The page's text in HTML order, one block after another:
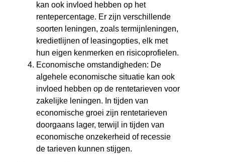
kan ook invloed hebben op het
rentepercentage. Er zijn verschillende
soorten leningen, zoals termijnleningen,
kredietlijnen of leasingopties, elk met
hun eigen kenmerken en risicoprofielen.
Economische omstandigheden: De
algehele economische situatie kan ook
invloed hebben op de rentetarieven voor
zakelijke leningen. In tijden van
economische groei zijn rentetarieven
doorgaans lager, terwijl in tijden van
economische onzekerheid of recessie
de tarieven kunnen stijgen.